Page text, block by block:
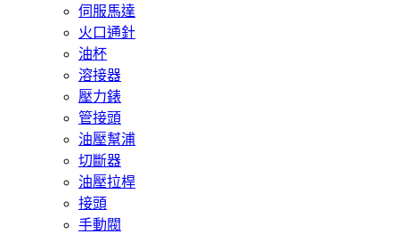
伺服馬達
火口通針
油杯
溶接器
壓力錶
管接頭
油壓幫浦
切斷器
油壓拉桿
接頭
手動閥